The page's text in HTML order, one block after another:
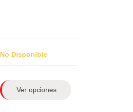
No Disponible
Ver opciones